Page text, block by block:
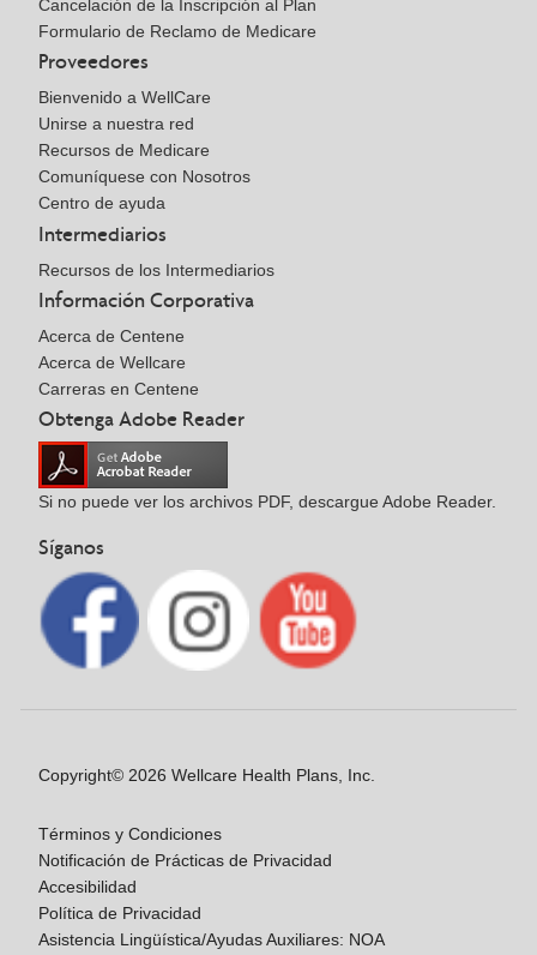
Cancelación de la Inscripción al Plan
Formulario de Reclamo de Medicare
Proveedores
Bienvenido a WellCare
Unirse a nuestra red
Recursos de Medicare
Comuníquese con Nosotros
Centro de ayuda
Intermediarios
Recursos de los Intermediarios
Información Corporativa
Acerca de Centene
Acerca de Wellcare
Carreras en Centene
Obtenga Adobe Reader
Si no puede ver los archivos PDF, descargue Adobe Reader.
Síganos
Copyright© 2026 Wellcare Health Plans, Inc.
Términos y Condiciones
Notificación de Prácticas de Privacidad
Accesibilidad
Política de Privacidad
Asistencia Lingüística/Ayudas Auxiliares: NOA